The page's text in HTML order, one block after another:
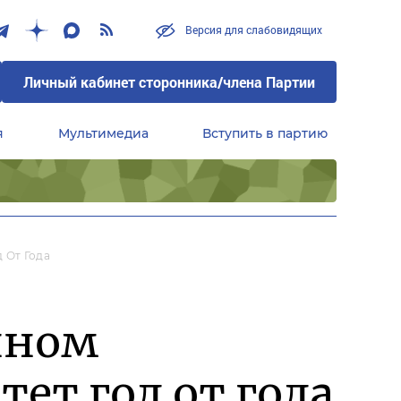
Версия для слабовидящих
Личный кабинет сторонника/члена Партии
Мультимедиа Вступить в партию
Года